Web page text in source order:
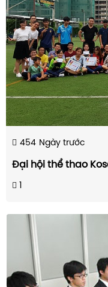
454 Ngày trước
Đại hội thể thao
1